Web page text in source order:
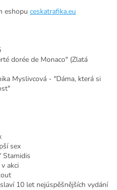
eshopu ceskatrafika.eu
dorée de Monaco" (Zlatá
Myslivcová - "Dáma, která si
sex
Stamidis
akci
10 let nejúspěšnějších vydání